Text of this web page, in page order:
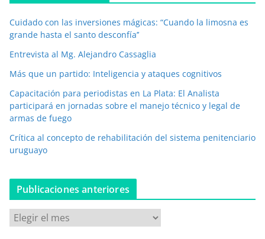
c
t
n
c
Cuidado con las inversiones mágicas: “Cuando la limosna es
grande hasta el santo desconfía’’
Entrevista al Mg. Alejandro Cassaglia
Más que un partido: Inteligencia y ataques cognitivos
Capacitación para periodistas en La Plata: El Analista
participará en jornadas sobre el manejo técnico y legal de
armas de fuego
Crítica al concepto de rehabilitación del sistema penitenciario
uruguayo
Publicaciones anteriores
u